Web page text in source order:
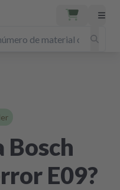
Bosch
E09?